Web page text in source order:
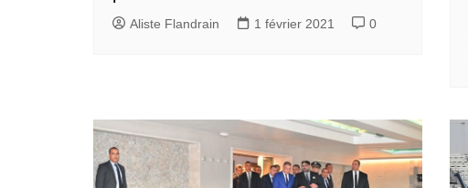
Aliste Flandrain 1 février 2021 0